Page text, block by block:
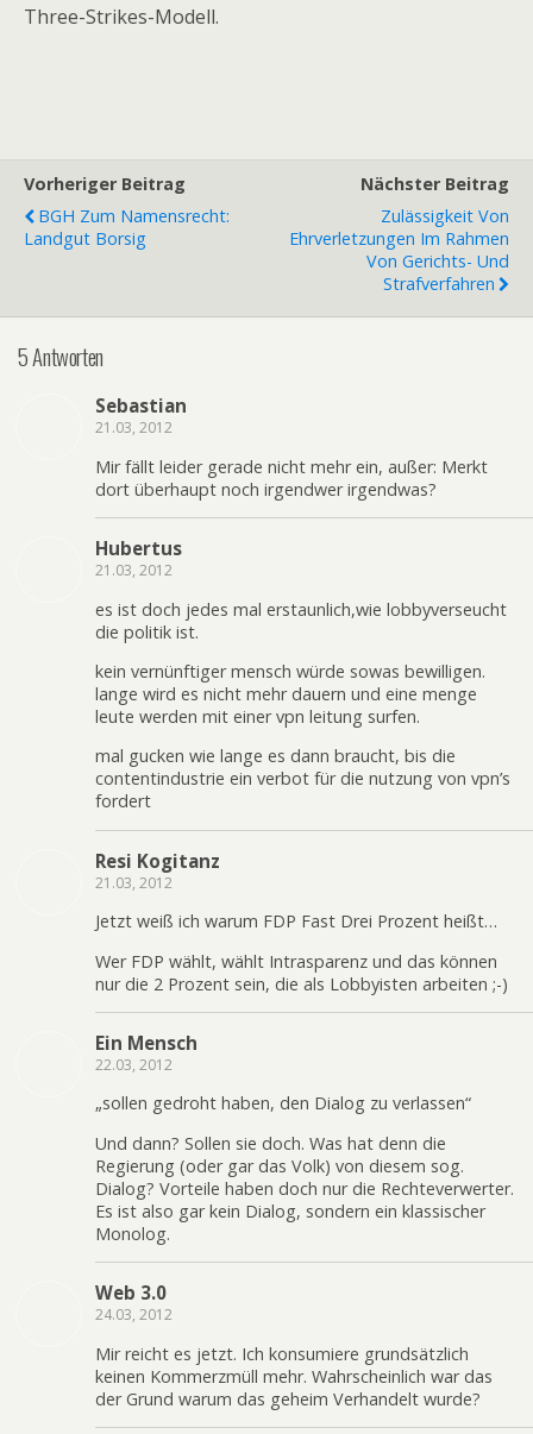
Three-Strikes-Modell.
Vorheriger Beitrag
BGH Zum Namensrecht:
Landgut Borsig
Nächster Beitrag
Zulässigkeit Von
Ehrverletzungen Im Rahmen
Von Gerichts- Und
Strafverfahren
5 Antworten
Sebastian
21.03, 2012
Mir fällt leider gerade nicht mehr ein, außer: Merkt
dort überhaupt noch irgendwer irgendwas?
Hubertus
21.03, 2012
es ist doch jedes mal erstaunlich,wie lobbyverseucht
die politik ist.
kein vernünftiger mensch würde sowas bewilligen.
lange wird es nicht mehr dauern und eine menge
leute werden mit einer vpn leitung surfen.
mal gucken wie lange es dann braucht, bis die
contentindustrie ein verbot für die nutzung von vpn’s
fordert
Resi Kogitanz
21.03, 2012
Jetzt weiß ich warum FDP Fast Drei Prozent heißt…
Wer FDP wählt, wählt Intrasparenz und das können
nur die 2 Prozent sein, die als Lobbyisten arbeiten ;-)
Ein Mensch
22.03, 2012
„sollen gedroht haben, den Dialog zu verlassen“
Und dann? Sollen sie doch. Was hat denn die
Regierung (oder gar das Volk) von diesem sog.
Dialog? Vorteile haben doch nur die Rechteverwerter.
Es ist also gar kein Dialog, sondern ein klassischer
Monolog.
Web 3.0
24.03, 2012
Mir reicht es jetzt. Ich konsumiere grundsätzlich
keinen Kommerzmüll mehr. Wahrscheinlich war das
der Grund warum das geheim Verhandelt wurde?